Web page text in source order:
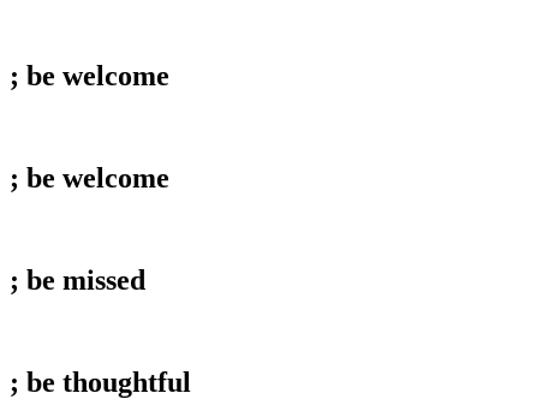
; be welcome
; be welcome
; be missed
; be thoughtful